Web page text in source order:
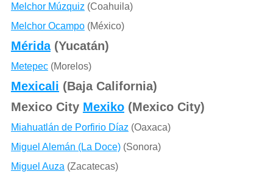
Melchor Múzquiz (Coahuila)
Melchor Ocampo(México)
Mérida(Yucatán)
Metepec(Morelos)
Mexicali (Baja California)
Mexico City Mexiko(Mexico City)
Miahuatlán de Porfirio Díaz (Oaxaca)
Miguel Alemán (La Doce)(Sonora)
Miguel Auza (Zacatecas)